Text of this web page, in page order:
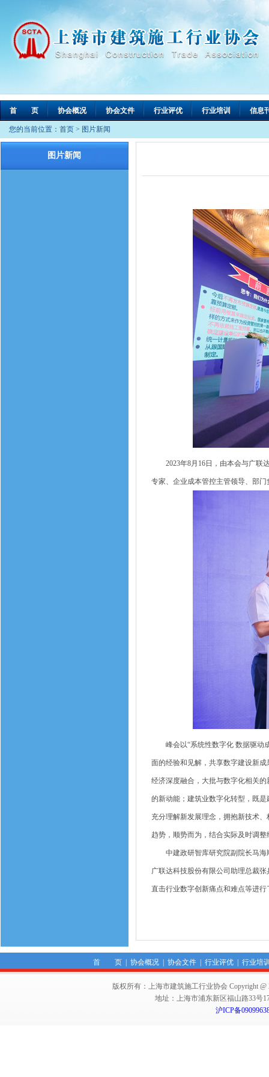
首 页 协会概况 协会文件 行业评优 行业培训 信息
您的当前位置： 首页 > 图片新闻
图片新闻
2023年8月16日，由本会与广联达
专家、企业成本管控主管领导、部
峰会以“系统性数字化 数据驱动成
面的经验和见解，共享数字建设新
经济深度融合，大批与数字化相关
的新动能；建筑业数字化转型，既
充分理解新发展理念，拥抱新技术
趋势，顺势而为，结合实际及时调
中建政研智库研究院副院长马海
广联达科技股份有限公司助理总裁
直击行业数字创新痛点和难点等进行
首 页| 协会概况| 协会文件| 行业评优| 行业培
版权所有：上海市建筑施工行业协会 Copyright @
地址：上海市浦东新区福山路33号
沪ICP备